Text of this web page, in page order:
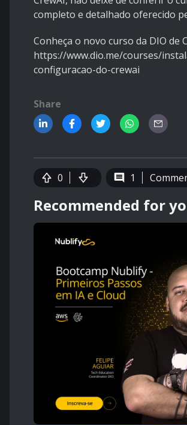
completo e detalhado oferecido
Conheça o novo curso da DIO de
https://www.dio.me/courses/
configuracao-do-crewai
Share
0 1
Recommended for